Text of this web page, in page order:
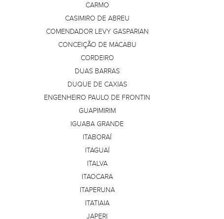
CARMO
CASIMIRO DE ABREU
COMENDADOR LEVY GASPARIAN
CONCEIÇÃO DE MACABU
CORDEIRO
DUAS BARRAS
DUQUE DE CAXIAS
ENGENHEIRO PAULO DE FRONTIN
GUAPIMIRIM
IGUABA GRANDE
ITABORAÍ
ITAGUAÍ
ITALVA
ITAOCARA
ITAPERUNA
ITATIAIA
JAPERI